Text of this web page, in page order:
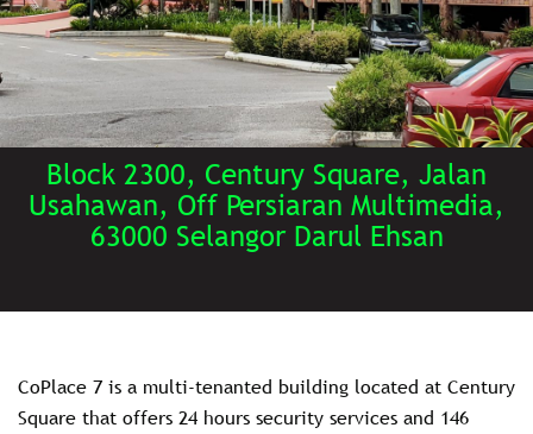
Block 2300, Century Square, Jalan
Usahawan, Off Persiaran Multimedia,
63000 Selangor Darul Ehsan
CoPlace 7 is a multi-tenanted building located at Century
Square that offers 24 hours security services and 146